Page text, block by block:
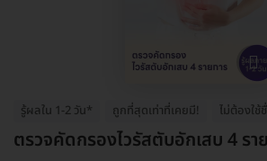
รู้ผลใน 1-2 วัน* ถูกที่สุดเท่าที่เคยมี! ไม่ต้องใช้
ตรวจคัดกรองไวรัสตับอักเสบ 4 รา